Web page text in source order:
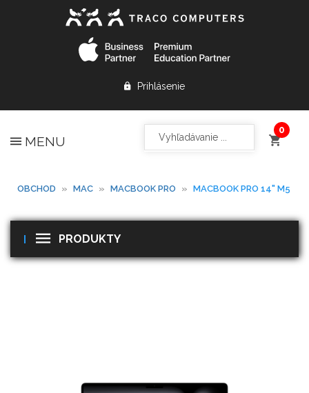
Prihlásenie
MENU
OBCHOD » MAC » MACBOOK PRO » MACBOOK PRO 14" M5
PRODUKTY